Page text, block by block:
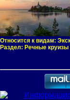
Относится к видам:
Раздел: Речные круизы